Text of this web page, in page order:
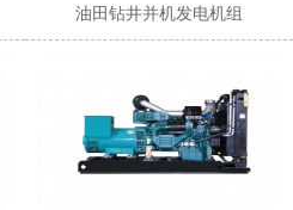
油田钻井并机发电机组